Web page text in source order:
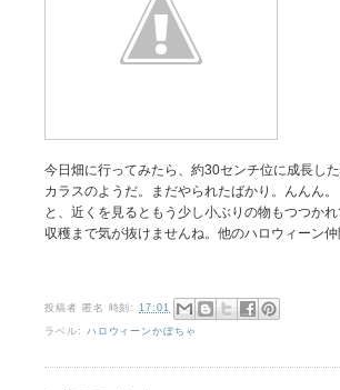
今日畑に行ってみたら、約30センチ位に成長し
カラスのようだ。まだやられたばかり。んんん。
と、近くを見るともう少し小ぶりの物もつつか
収穫まで気が抜けませんね。他のハロウィーン
投稿者 匿名 時刻: 17:01
ラベル: ハロウィーンかぼちゃ